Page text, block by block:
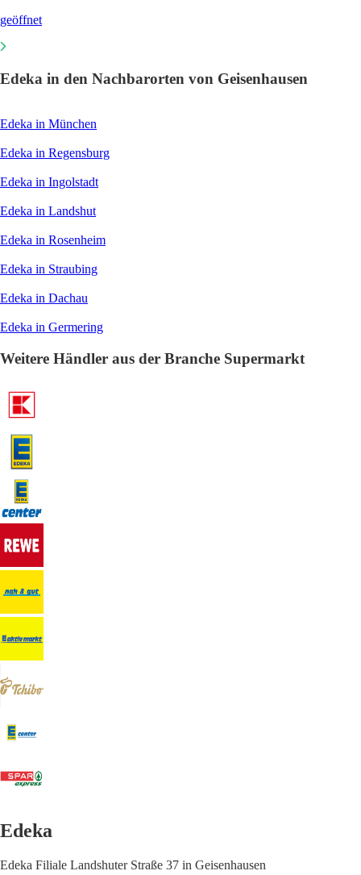
geöffnet
Edeka in den Nachbarorten von Geisenhausen
Edeka in München
Edeka in Regensburg
Edeka in Ingolstadt
Edeka in Landshut
Edeka in Rosenheim
Edeka in Straubing
Edeka in Dachau
Edeka in Germering
Weitere Händler aus der Branche Supermarkt
Edeka
Edeka Filiale Landshuter Straße 37 in Geisenhausen